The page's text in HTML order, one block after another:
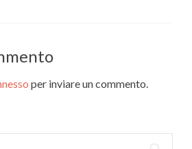
per inviare un commento.